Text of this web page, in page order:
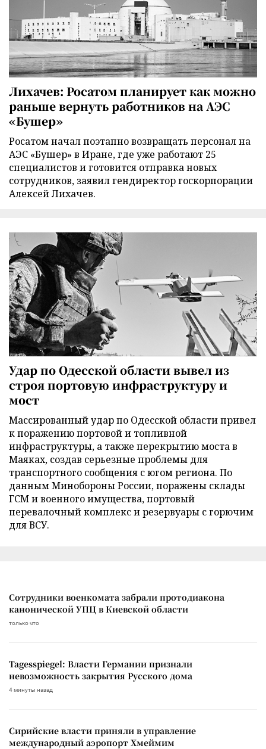
Лихачев: Росатом планирует как можно
раньше вернуть работников на АЭС
«Бушер»
Росатом начал поэтапно возвращать персонал на
АЭС «Бушер» в Иране, где уже работают 25
специалистов и готовится отправка новых
сотрудников, заявил гендиректор госкорпорации
Алексей Лихачев.
Удар по Одесской области вывел из
строя портовую инфраструктуру и
мост
Массированный удар по Одесской области привел
к поражению портовой и топливной
инфраструктуры, а также перекрытию моста в
Маяках, создав серьезные проблемы для
транспортного сообщения с югом региона. По
данным Минобороны России, поражены склады
ГСМ и военного имущества, портовый
перевалочный комплекс и резервуары с горючим
для ВСУ.
Сотрудники военкомата забрали протодиакона
канонической УПЦ в Киевской области
только что
Tagesspiegel: Власти Германии признали
невозможность закрытия Русского дома
4 минуты назад
Сирийские власти приняли в управление
международный аэропорт Хмеймим